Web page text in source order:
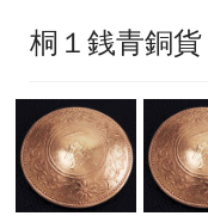
ッ
ト・
ェ
ー
ピ
ー
桐１銭青銅貨